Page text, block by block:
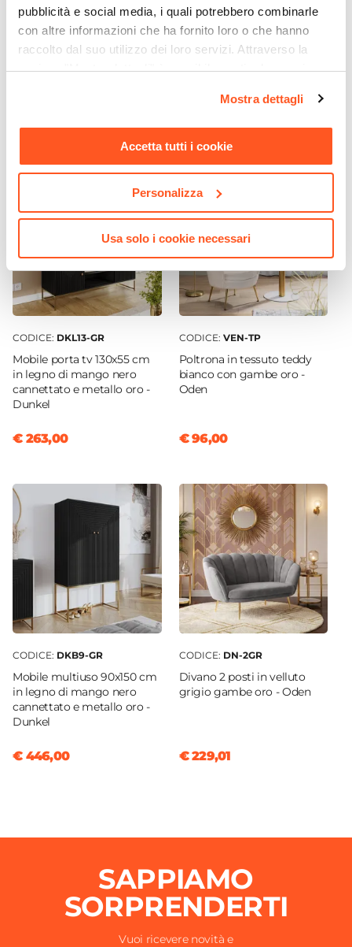
pubblicità e social media, i quali potrebbero combinarle
con altre informazioni che ha fornito loro o che hanno
raccolto dal suo utilizzo dei loro servizi. Attraverso la
sezione "Mostra dettagli" è possibile gestire le proprie
momento. Per maggiori informazioni si invita a leggere la
nostraCookie Policy.
Mostra dettagli
Accetta tutti i cookie
Personalizza
Usa solo i cookie necessari
Similpelle
Portata Massima
120 Kg
Colore Gambe
No
CODICE:
Tavolo 160x90 cm con piano
effetto marmo perlato e
gambe rame opaco -
CODICE:
Set 2 sgabelli in similpelle
grigio chiaro con gambe
oro - Anette
CODICE: DKL13-GR
Mobile porta tv 130x55 cm
in legno di mango nero
cannettato e metallo oro -
Dunkel
€ 263,00
CODICE: VEN-TP
Poltrona in tessuto teddy
bianco con gambe oro -
Oden
€ 96,00
CODICE: DKB9-GR
Mobile multiuso 90x150 cm
in legno di mango nero
cannettato e metallo oro -
Dunkel
€ 446,00
CODICE: DN-2GR
Divano 2 posti in velluto
grigio gambe oro - Oden
€ 229,01
SAPPIAMO
SORPRENDERTI
Vuoi ricevere novità e